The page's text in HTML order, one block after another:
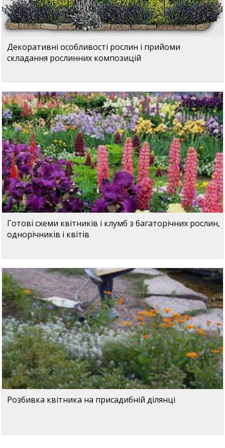
Декоративні особливості рослин і прийоми
складання рослинних композицій
Готові схеми квітників і клумб з багаторічних рослин,
однорічників і квітів
Розбивка квітника на присадибній ділянці